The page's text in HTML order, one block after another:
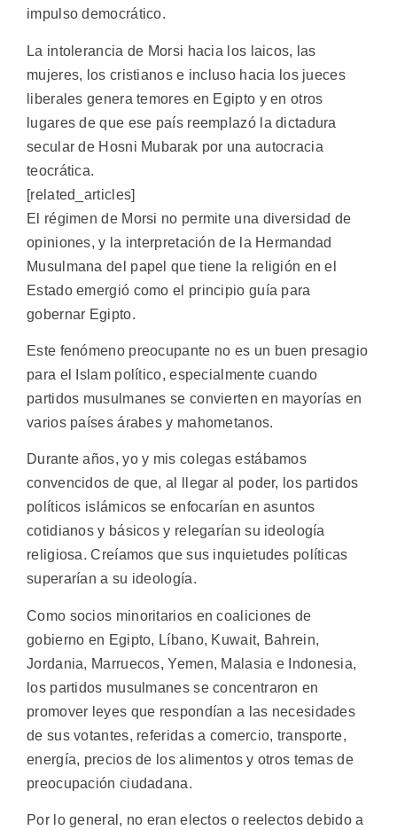
impulso democrático.
La intolerancia de Morsi hacia los laicos, las
mujeres, los cristianos e incluso hacia los jueces
liberales genera temores en Egipto y en otros
lugares de que ese país reemplazó la dictadura
secular de Hosni Mubarak por una autocracia
teocrática.
[related_articles]
El régimen de Morsi no permite una diversidad de
opiniones, y la interpretación de la Hermandad
Musulmana del papel que tiene la religión en el
Estado emergió como el principio guía para
gobernar Egipto.
Este fenómeno preocupante no es un buen presagio
para el Islam político, especialmente cuando
partidos musulmanes se convierten en mayorías en
varios países árabes y mahometanos.
Durante años, yo y mis colegas estábamos
convencidos de que, al llegar al poder, los partidos
políticos islámicos se enfocarían en asuntos
cotidianos y básicos y relegarían su ideología
religiosa. Creíamos que sus inquietudes políticas
superarían a su ideología.
Como socios minoritarios en coaliciones de
gobierno en Egipto, Líbano, Kuwait, Bahrein,
Jordania, Marruecos, Yemen, Malasia e Indonesia,
los partidos musulmanes se concentraron en
promover leyes que respondían a las necesidades
de sus votantes, referidas a comercio, transporte,
energía, precios de los alimentos y otros temas de
preocupación ciudadana.
Por lo general, no eran electos o reelectos debido a